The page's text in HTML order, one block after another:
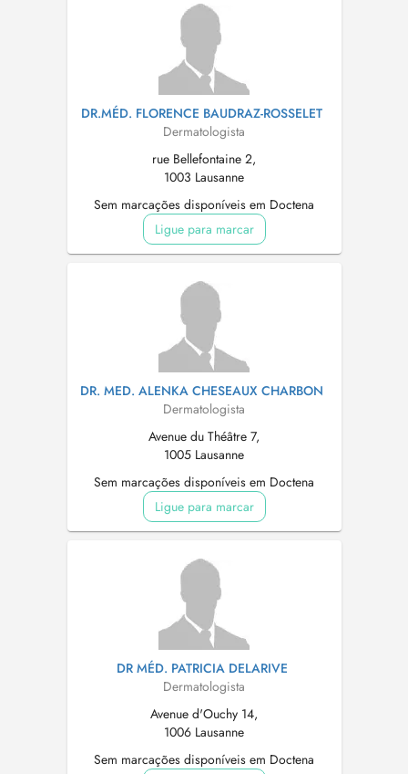
DR.MÉD. FLORENCE BAUDRAZ-ROSSELET
Dermatologista
rue Bellefontaine 2,
1003 Lausanne
Sem marcações disponíveis em Doctena
Ligue para marcar
DR. MED. ALENKA CHESEAUX CHARBON
Dermatologista
Avenue du Théâtre 7,
1005 Lausanne
Sem marcações disponíveis em Doctena
Ligue para marcar
DR MÉD. PATRICIA DELARIVE
Dermatologista
Avenue d'Ouchy 14,
1006 Lausanne
Sem marcações disponíveis em Doctena